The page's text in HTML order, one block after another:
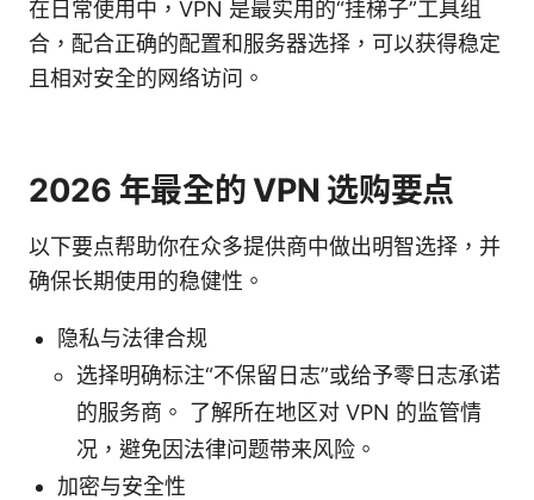
在日常使用中，VPN 是最实用的“挂梯子”工具组
合，配合正确的配置和服务器选择，可以获得稳定
且相对安全的网络访问。
2026 年最全的 VPN 选购要点
以下要点帮助你在众多提供商中做出明智选择，并
确保长期使用的稳健性。
隐私与法律合规
选择明确标注“不保留日志”或给予零日志承诺
的服务商。 了解所在地区对 VPN 的监管情
况，避免因法律问题带来风险。
加密与安全性